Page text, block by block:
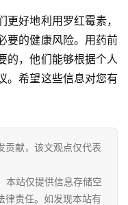
好地利用罗红霉素，
要的健康风险。用药前
的，他们能够根据个人
。希望这些信息对您有
贡献，该文观点仅代表
站仅提供信息存储空
律责任。如发现本站有